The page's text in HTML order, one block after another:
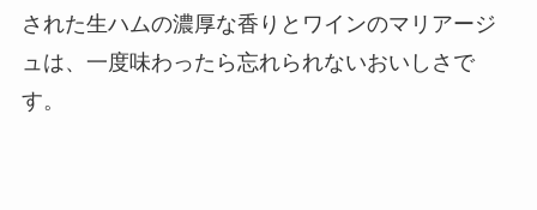
された生ハムの濃厚な香りとワインのマリアージ
ュは、一度味わったら忘れられないおいしさで
す。